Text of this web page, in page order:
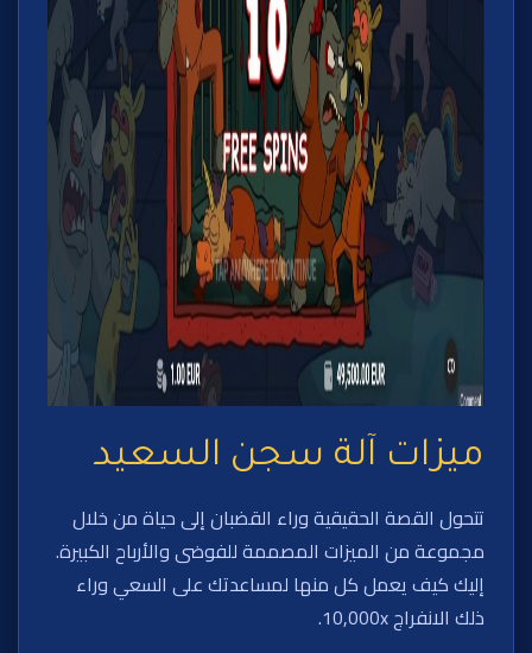
ميزات آلة سجن السعيد
تتحول القصة الحقيقية وراء القضبان إلى حياة من خلال
مجموعة من الميزات المصممة للفوضى والأرباح الكبيرة.
إليك كيف يعمل كل منها لمساعدتك على السعي وراء
ذلك الانفراج 10,000x.